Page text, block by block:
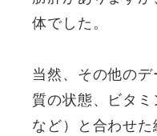
体でした。
当然、その他の
質の状態、ビタ
など）と合わせ